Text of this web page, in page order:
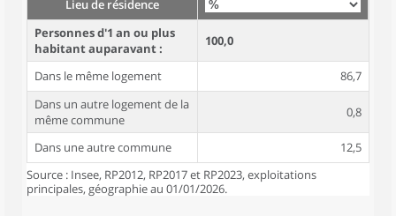
Lieu de résidence
Personnes d'1 an ou plus
habitant auparavant :
100,0
Dans le même logement
86,7
Dans un autre logement de la
même commune
0,8
Dans une autre commune
12,5
Source : Insee, RP2012, RP2017 et RP2023, exploitations
principales, géographie au 01/01/2026.